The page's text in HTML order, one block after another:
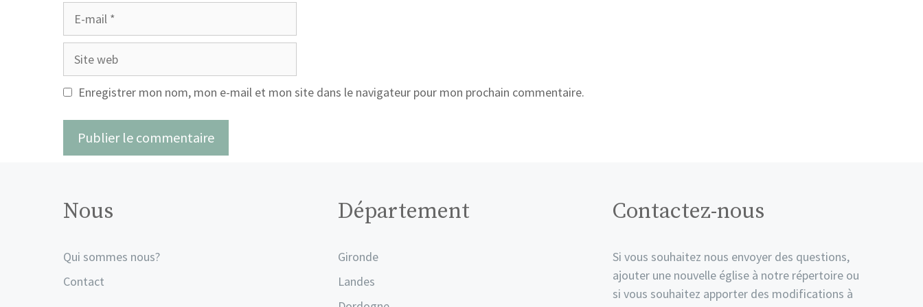
Site
Enregistrer mon nom, mon e-mail et mon site dans le navigateur pour mon prochain commentaire.
Nous
Qui sommes nous?
Contact
Département
Gironde
Landes
Contactez-nous
Si vous souhaitez nous envoyer des questions,
ajouter une nouvelle église à notre répertoire ou
si vous souhaitez apporter des modifications à